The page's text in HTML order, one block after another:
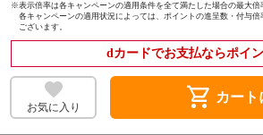
※表示倍率は各キャンペーンの適用条件を全て満たした場合の最大倍
各キャンペーンの適用状況によっては、ポイントの進呈数・付与
ございます。
dカードでお支払ならポイ
お気に入り shopping_cart カート